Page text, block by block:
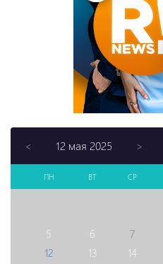
< 12 мая 2025 >
ПН ВТ СР
5
6 7
12
13 14